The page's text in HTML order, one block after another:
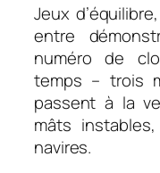
Jeux
entre
numéro de
temps – trois
passent à la
mâts
navires.